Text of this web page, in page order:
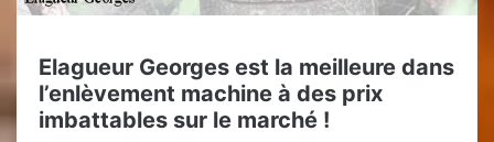
Elagueur Georges est la meilleure dans
l’enlèvement machine à des prix
imbattables sur le marché !